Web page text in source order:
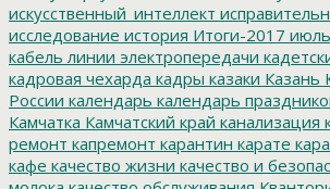
искусственный_интеллект
исследование история Итоги-2017 июль
кабель линии электропередачи
кадровая чехарда кадры казаки Казань
России календарь календарь
Камчатка Камчатский край канализация
ремонт капремонт карантин карате
кафе качество жизни качество и